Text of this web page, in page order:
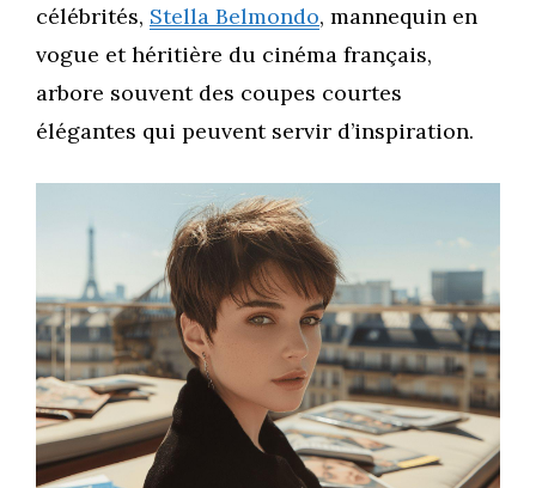
célébrités, Stella Belmondo, mannequin en
vogue et héritière du cinéma français,
arbore souvent des coupes courtes
élégantes qui peuvent servir d’inspiration.